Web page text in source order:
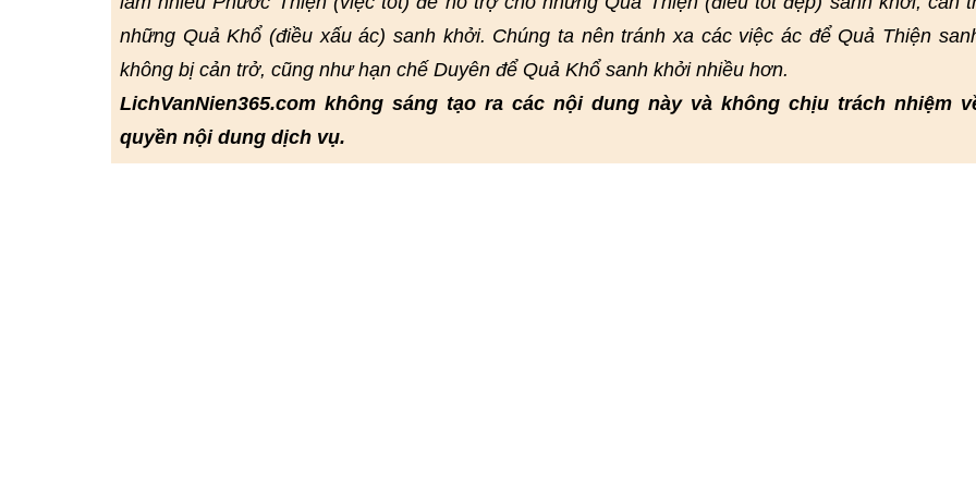
những Quả Khổ (điều xấu ác) sanh khởi. Chúng ta nên tránh xa các việc ác để Quả Thiện
không bị cản trở, cũng như hạn chế Duyên để Quả Khổ sanh khởi nhiều hơn.
LichVanNien365.com không sáng tạo ra các nội dung này và không chịu trách nhiệm
quyền nội dung dịch vụ.